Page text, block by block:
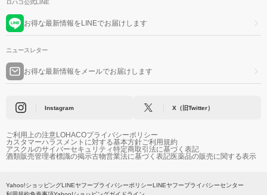
ロハコ公式LINE
お得な最新情報をLINEでお届けします
ニュースレター
お得な最新情報をメールでお届けします
Instagram X（旧Twitter）
ご利用上の注意LOHACOプライバシーポリシー
カスタマーハラスメントに対する基本方針ご利用規約
アスクルのサイバーセキュリティ特定商取引法に基づく表記
酒類販売管理者標識の掲示古物営業法に基づく表記医薬品の販売に関する表示
Yahoo!ショッピングLINEヤフープライバシーポリシーLINEヤフープライバシーセンター